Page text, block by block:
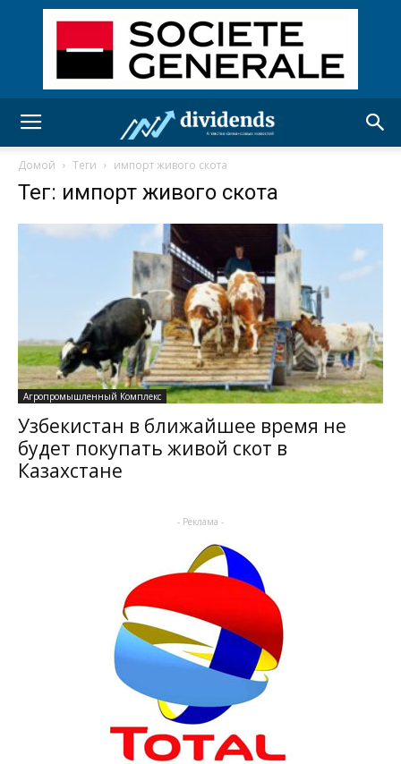
Домой Теги импорт живого скота
Тег: импорт живого скота
Агропромышленный Комплекс
Узбекистан в ближайшее время не
будет покупать живой скот в
Казахстане
- Реклама -